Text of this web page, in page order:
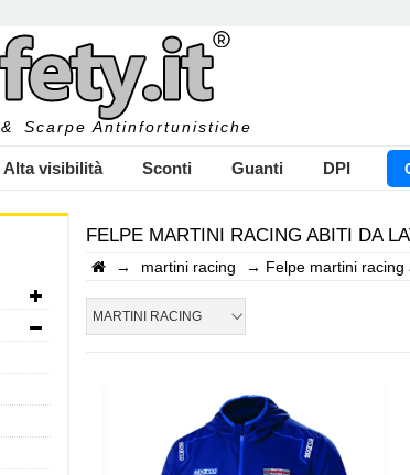
& Scarpe Antinfortunistiche
Alta visibilità Sconti Guanti DPI
INSERISCI IL NOME DEL
FELPE MARTINI RACING ABITI DA
→ martini racing → Felpe martini racing
MARTINI RACING